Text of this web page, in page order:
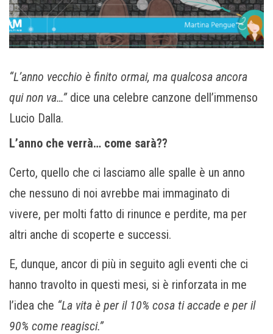
“L’anno vecchio è finito ormai, ma qualcosa ancora
qui non va…”dice una celebre canzone dell’immenso
Lucio Dalla.
L’anno che verrà… come sarà??
Certo, quello che ci lasciamo alle spalle è un anno
che nessuno di noi avrebbe mai immaginato di
vivere, per molti fatto di rinunce e perdite, ma per
altri anche di scoperte e successi.
E, dunque, ancor di più in seguito agli eventi che ci
hanno travolto in questi mesi, si è rinforzata in me
l’idea che “La vita è per il 10% cosa ti accade e per il
90% come reagisci.”